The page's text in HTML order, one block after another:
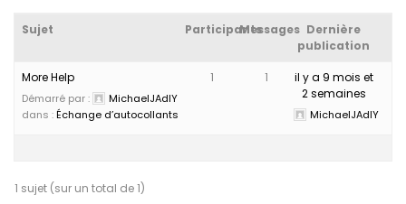
Sujet ParticipantsMessages Dernière
publication
More Help
Démarré par :
MichaelJAdlY
dans :Échange d’autocollants
1 1
il y a 9 mois et
2 semaines
MichaelJAdlY
1 sujet (sur un total de 1)